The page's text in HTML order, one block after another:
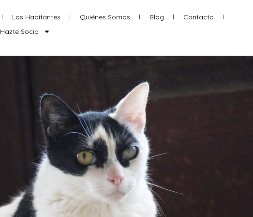
Los Habitantes Quiénes Somos Blog
Contacto
Hazte Socio